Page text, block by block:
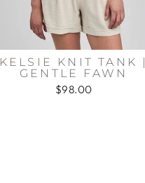
KELSIE KNIT TANK |
GENTLE FAWN
$98.00